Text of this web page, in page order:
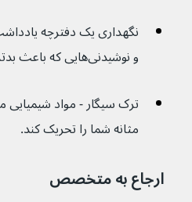
نگهداری یک دفترچه
و نوشیدنی‌هایی که باعث بدتر شدن علائم شما می‌شوند
مثانه شما را تحریک کند.
ارجاع به متخصص